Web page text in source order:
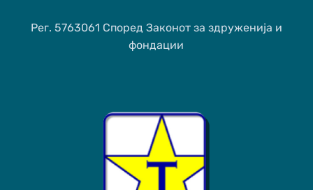
Рег. 5763061 Според Законот за здруженија и
фондации